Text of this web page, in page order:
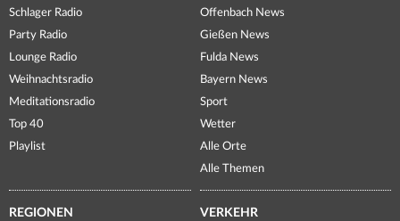
Schlager Radio
Party Radio
Lounge Radio
Weihnachtsradio
Meditationsradio
Top 40
Playlist
Offenbach News
Gießen News
Fulda News
Bayern News
Sport
Wetter
Alle Orte
Alle Themen
REGIONEN VERKEHR